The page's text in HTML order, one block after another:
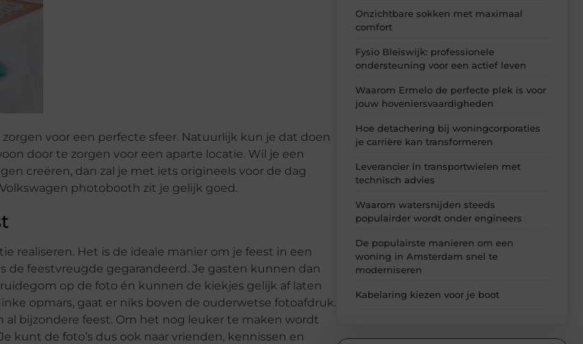
voor een perfecte sfeer. Natuurlijk kun je dat doen
door te zorgen voor een aparte locatie. Wil je een
creëren, dan zal je met iets origineels voor de dag
photobooth zit je gelijk goed.
realiseren. Het is de ideale manier om je feest in een
de feestvreugde gegarandeerd. Je gasten kunnen dan
op de foto én kunnen de kiekjes gelijk af laten
opmars, gaat er niks boven de ouderwetse fotoafdruk.
bijzondere feest. Om het nog leuker te maken wordt
kunt de foto’s dus ook naar vrienden, kennissen en
Onzichtbare sokken met maximaal
comfort
Fysio Bleiswijk: professionele
ondersteuning voor een actief leven
Waarom Ermelo de perfecte plek is voor
jouw hoveniersvaardigheden
Hoe detachering bij woningcorporaties
je carrière kan transformeren
Leverancier in transportwielen met
technisch advies
Waarom watersnijden steeds
populairder wordt onder engineers
De populairste manieren om een
woning in Amsterdam snel te
moderniseren
Kabelaring kiezen voor je boot